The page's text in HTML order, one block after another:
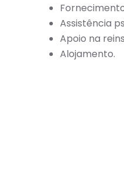
Assistência
Apoio na
Alojamento.